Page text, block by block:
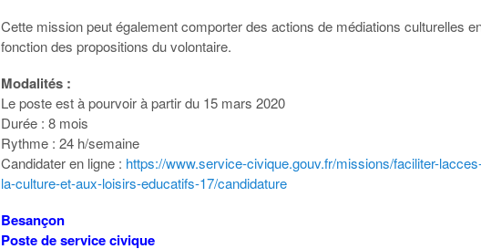
Cette mission peut également comporter des actions de médiations culturelles
fonction des propositions du volontaire.
Modalités :
Le poste est à pourvoir à partir du 15 mars 2020
Durée : 8 mois
Rythme : 24 h/semaine
Candidater en ligne : https://www.service-civique.gouv.fr/missions/faciliter-
la-culture-et-aux-loisirs-educatifs-17/candidature
Besançon
Poste de service civique